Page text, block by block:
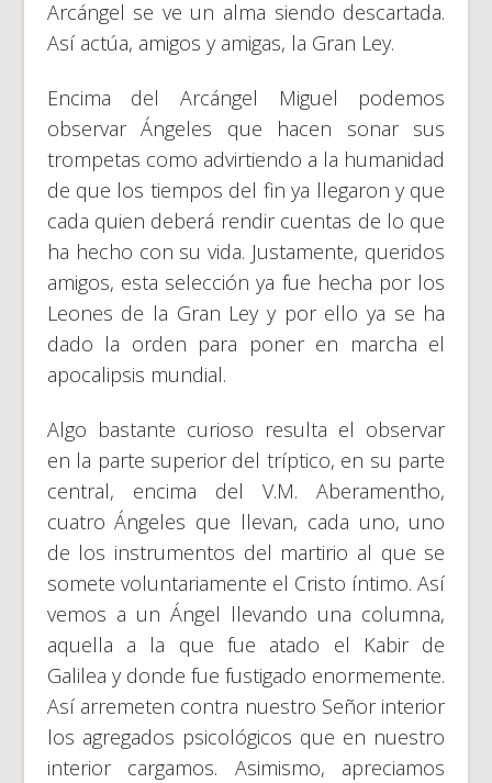
Arcángel se ve un alma siendo descartada.
Así actúa, amigos y amigas, la Gran Ley.
Encima del Arcángel Miguel podemos
observar Ángeles que hacen sonar sus
trompetas como advirtiendo a la humanidad
de que los tiempos del fin ya llegaron y que
cada quien deberá rendir cuentas de lo que
ha hecho con su vida. Justamente, queridos
amigos, esta selección ya fue hecha por los
Leones de la Gran Ley y por ello ya se ha
dado la orden para poner en marcha el
apocalipsis mundial.
Algo bastante curioso resulta el observar
en la parte superior del tríptico, en su parte
central, encima del V.M. Aberamentho,
cuatro Ángeles que llevan, cada uno, uno
de los instrumentos del martirio al que se
somete voluntariamente el Cristo íntimo. Así
vemos a un Ángel llevando una columna,
aquella a la que fue atado el Kabir de
Galilea y donde fue fustigado enormemente.
Así arremeten contra nuestro Señor interior
los agregados psicológicos que en nuestro
interior cargamos. Asimismo, apreciamos